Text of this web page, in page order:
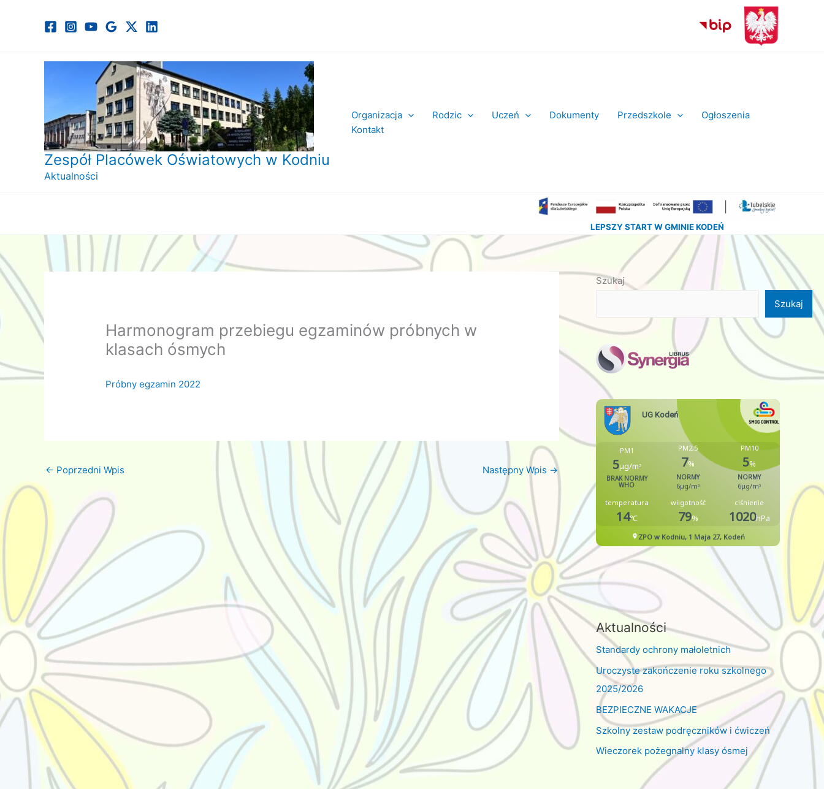
Zespół Placówek Oświatowych w Kodniu
Aktualności
Organizacja Rodzic Uczeń Dokumenty Przedszkole
Ogłoszenia
Kontakt
LEPSZY START W GMINIE KODEŃ
Harmonogram przebiegu egzaminów próbnych w
klasach ósmych
Próbny egzamin 2022
← Poprzedni Wpis Następny Wpis →
Szukaj
Szukaj
Aktualności
Standardy ochrony małoletnich
Uroczyste zakończenie roku szkolnego
2025/2026
BEZPIECZNE WAKACJE
Szkolny zestaw podręczników i ćwiczeń
Wieczorek pożegnalny klasy ósmej